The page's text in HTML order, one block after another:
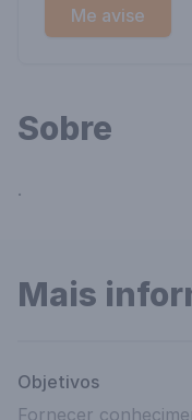
Me avise
Sobre
.
Mais
Objetivos
Fornecer